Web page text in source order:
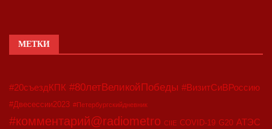
МЕТКИ
#20съездКПК #80летВеликойПобеды #ВизитСиВРоссию
#Двесессии2023 #Петербургскийдневник
#комментарий@radiometro CIIE COVID-19 G20 АТЭС